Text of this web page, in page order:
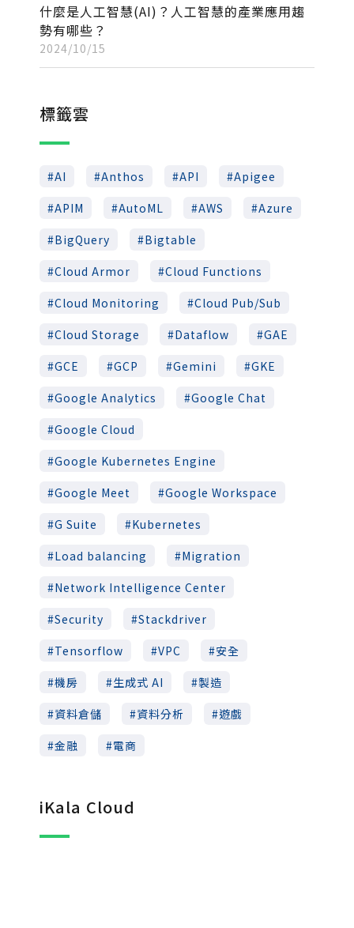
什麼是人工智慧(AI)？人工智慧的產業應用趨
勢有哪些？
2024/10/15
標籤雲
AI Anthos API
Apigee
APIM
AutoML AWS
Azure
BigQuery
Bigtable
Cloud Armor
Cloud Functions
Cloud Monitoring
Cloud Pub/Sub
Cloud Storage
Dataflow
GAE
GCE
GCP Gemini
GKE
Google Analytics
Google Chat
Google Cloud
Google Kubernetes Engine
Google Meet
Google Workspace
G Suite
Kubernetes
Load balancing
Migration
Network Intelligence Center
Security
Stackdriver
Tensorflow
VPC
安全
機房
生成式 AI
製造
資料倉儲
資料分析
遊戲
金融
電商
iKala Cloud